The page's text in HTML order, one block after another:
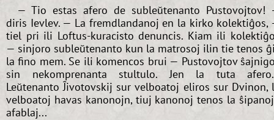
— Tio estas afero de subleŭtenanto Pustovojtov!
diris Ievlev. — La fremdlandanoj en la kirko kolektiĝos,
tiel pri ili Loftus-kuracisto denuncis. Kiam ili
— sinjoro subleŭtenanto kun la matrosoj ilin tie tenos
la fino mem. Se ili komencos brui — Pustovojtov
sin nekomprenanta stultulo. Jen la tuta
Leŭtenanto Ĵivotovskij sur velboatoj eliros sur Dvinon,
velboatoj havas kanonojn, tiuj kanonoj tenos la
afablaj...